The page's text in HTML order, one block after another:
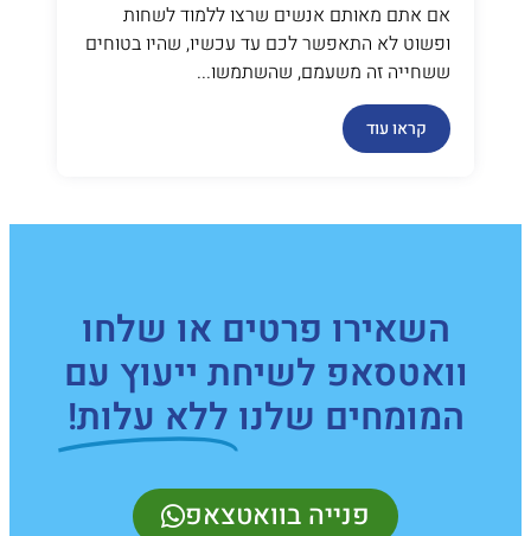
אם אתם מאותם אנשים שרצו ללמוד לשחות
ופשוט לא התאפשר לכם עד עכשיו, שהיו בטוחים
ששחייה זה משעמם, שהשתמשו...
קראו עוד
השאירו פרטים או שלחו
וואטסאפ לשיחת ייעוץ עם
המומחים שלנו ללא עלות!
פנייה בוואטצאפ